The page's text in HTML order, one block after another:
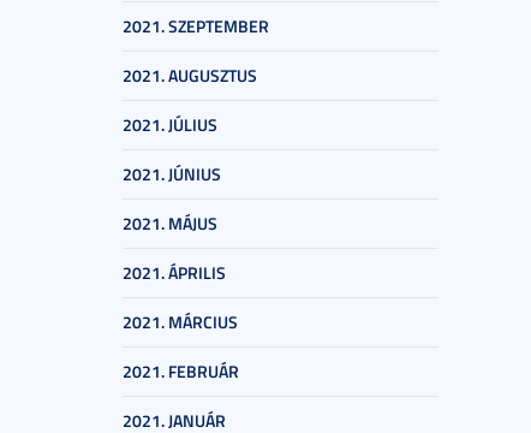
2021. SZEPTEMBER
2021. AUGUSZTUS
2021. JÚLIUS
2021. JÚNIUS
2021. MÁJUS
2021. ÁPRILIS
2021. MÁRCIUS
2021. FEBRUÁR
2021. JANUÁR